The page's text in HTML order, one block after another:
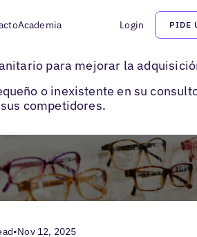
Academia Login PIDE
> Estrategias de marketing sanitario
para mejorar la
o inexistente en su
competidores.
•Nov 12, 2025